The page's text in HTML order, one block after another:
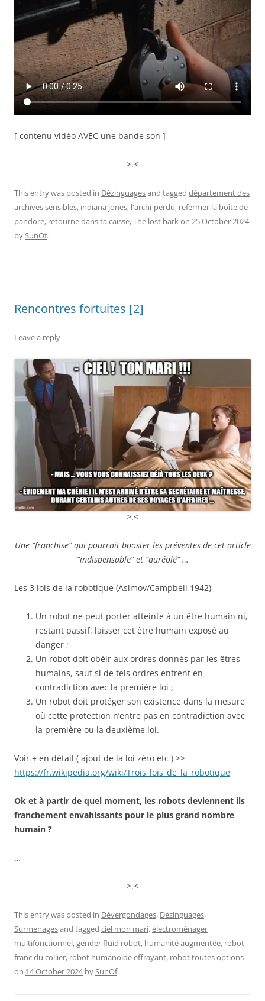
[ contenu vidéo AVEC une bande son ]
>.<
This entry was posted in Dézinguagesand tagged département des
archives sensibles, indiana jones, l'archi-perdu, refermer la boîte de
pandore, retourne dans ta caisse,The lost barkon 25 October 2024
bySunOf.
Rencontres fortuites [2]
Leave a reply
>.<
Une “franchise” qui pourrait booster les préventes de cet article
“indispensable” et “auréolé” …
Les 3 lois de la robotique (Asimov/Campbell 1942)
Un robot ne peut porter atteinte à un être humain ni,
restant passif, laisser cet être humain exposé au
danger ;
Un robot doit obéir aux ordres donnés par les êtres
humains, sauf si de tels ordres entrent en
contradiction avec la première loi ;
Un robot doit protéger son existence dans la mesure
où cette protection n’entre pas en contradiction avec
la première ou la deuxième loi.
Voir + en détail ( ajout de la loi zéro etc ) >>
https://fr.wikipedia.org/wiki/Trois_lois_de_la_robotique
Ok et à partir de quel moment, les robots deviennent ils
franchement envahissants pour le plus grand nombre
humain ?
…
>.<
This entry was posted in Dévergondages, Dézinguages,
Surmenagesand tagged ciel mon mari,électroménager
multifonctionnel,gender fluid robot, humanité augmentée, robot
franc du collier, robot humanoïde effrayant, robot toutes options
on 14 October 2024bySunOf.